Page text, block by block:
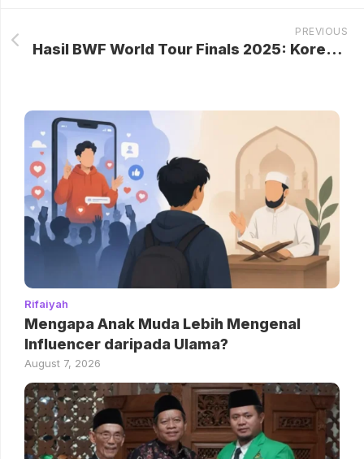
PREVIOUS
Hasil BWF World Tour Finals 2025: Korea Selatan Mengukir Sejarah dengan Tiga Gelar Juara, Memperkokoh Dominasi di Panggung Dunia
Rifaiyah
Mengapa Anak Muda Lebih Mengenal
Influencer daripada Ulama?
August 7, 2026